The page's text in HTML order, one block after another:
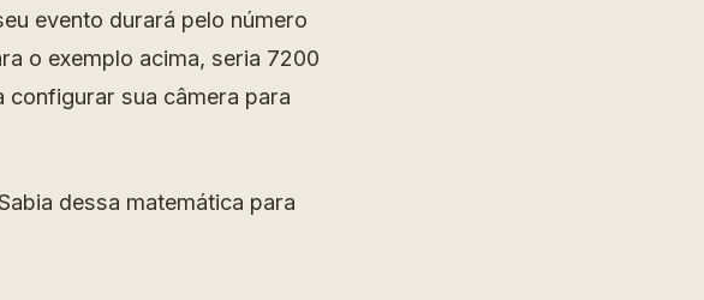
evento durará pelo número
o exemplo acima, seria 7200
sua câmera para
dessa matemática para